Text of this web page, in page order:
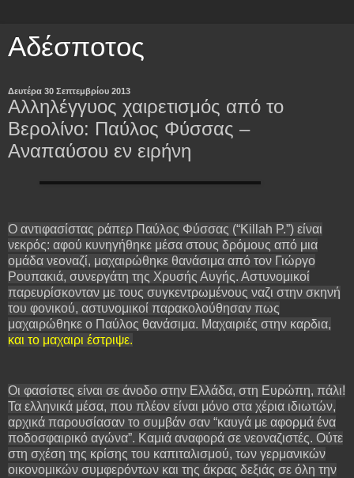
Αδέσποτος
Δευτέρα 30 Σεπτεμβρίου 2013
Αλληλέγγυος χαιρετισμός από το
Βερολίνο: Παύλος Φύσσας –
Αναπαύσου εν ειρήνη
Ο αντιφασίστας ράπερ Παύλος Φύσσας (“Killah P.”) είναι
νεκρός: αφού κυνηγήθηκε μέσα στους δρόμους από μια
ομάδα νεοναζί, μαχαιρώθηκε θανάσιμα από τον Γιώργο
Ρουπακιά, συνεργάτη της Χρυσής Αυγής. Αστυνομικοί
παρευρίσκονταν με τους συγκεντρωμένους ναζι στην σκηνή
του φονικού, αστυνομικοί παρακολούθησαν πως
μαχαιρώθηκε ο Παύλος θανάσιμα. Μαχαιριές στην καρδια,
και το μαχαιρι έστριψε.
Οι φασίστες είναι σε άνοδο στην Ελλάδα, στη Ευρώπη, πάλι!
Τα ελληνικά μέσα, που πλέον είναι μόνο στα χέρια ιδιωτών,
αρχικά παρουσίασαν το συμβάν σαν “καυγά με αφορμά ένα
ποδοσφαιρικό αγώνα”. Καμιά αναφορά σε νεοναζιστές. Ούτε
στη σχέση της κρίσης του καπιταλισμού, των γερμανικών
οικονομικών συμφερόντων και της άκρας δεξιάς σε όλη την